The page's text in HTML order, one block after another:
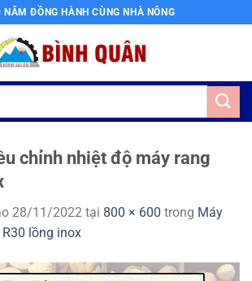
NĂM ĐỒNG HÀNH CÙNG NHÀ NÔNG
chỉnh nhiệt độ máy rang
28/11/2022 tại 800 × 600 trong Máy
lồng inox